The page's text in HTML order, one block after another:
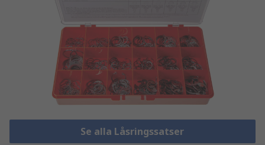
Se alla Låsringssatser